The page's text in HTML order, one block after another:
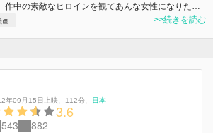
作中の素敵なヒロインを観てあんな女性になりた…
画 >>続きを読む
年09月15日上映 112分 日本
3.6
543 882